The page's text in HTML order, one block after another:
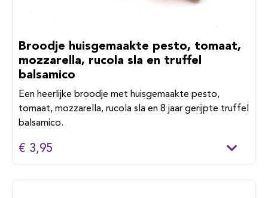
Broodje huisgemaakte pesto, tomaat,
mozzarella, rucola sla en truffel
balsamico
Een heerlijke broodje met huisgemaakte pesto,
tomaat, mozzarella, rucola sla en 8 jaar gerijpte truffel
balsamico.
€ 3,95